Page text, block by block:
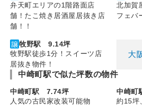
弁天町エリアの1階路面店
舗！たこ焼き居酒屋居抜き店
舗！！
北加賀
フェバ
牧野駅 9.14坪
牧野駅徒歩1分！スイーツ店
居抜き物件！
大
中崎町駅で似た坪数の物件
中崎町駅 7.74坪
人気の古民家改装可能物
中崎
約15坪